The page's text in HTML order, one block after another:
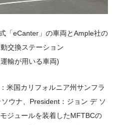
「eCanter」の車両とAmple社の
交換ステーション
輸が用いる車両)
米国カリフォルニア州サンフラ
ウナ、President：ジョン デ ソ
ジュールを装着したMFTBCの